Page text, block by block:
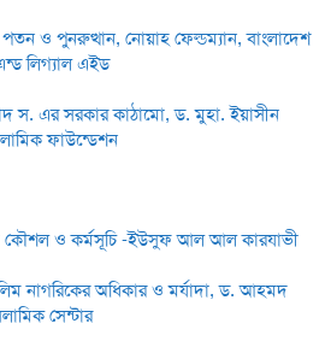
পতন ও পুনরুত্থান, নোয়াহ ফেল্ডম্যান, বাংলাদেশ
লিগ্যাল এইড
স. এর সরকার কাঠামো, ড. মুহা. ইয়াসীন
ফাউন্ডেশন
ও কর্মসূচি -ইউসুফ আল আল কারযাভী
নাগরিকের অধিকার ও মর্যাদা, ড. আহমদ
সেন্টার